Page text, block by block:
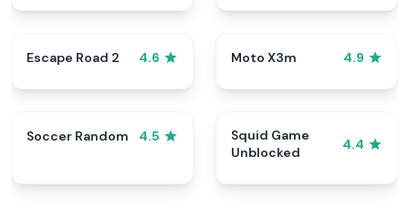
Escape Road 2 4.6 Moto X3m 4.9
Soccer Random 4.5
Squid Game
Unblocked
4.4